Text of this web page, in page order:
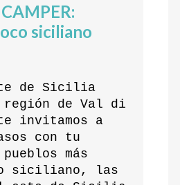
siciliano
de Sicilia
de Val di
invitamos a
con tu
más
siciliano, las